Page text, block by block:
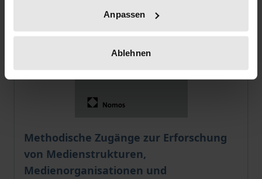
Anpassen
Ablehnen
Methodische Zugänge zur Erforschung
von Medienstrukturen,
Medienorganisationen und
Der Preis dieses Titels richtet sich nach der